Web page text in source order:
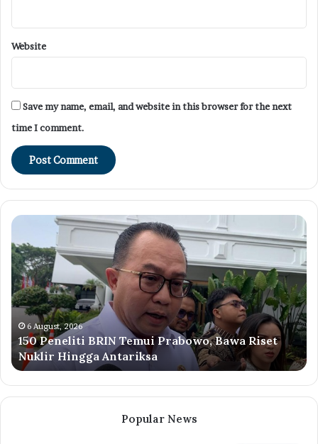
Website
Save my name, email, and website in this browser for the next
time I comment.
150
BRIN
Temui
Prabowo,
Bawa
Riset
Nuklir
Hingga
Antariksa
6 August, 2026
150 Peneliti BRIN Temui Prabowo, Bawa Riset
Nuklir Hingga Antariksa
di
di
Popular News